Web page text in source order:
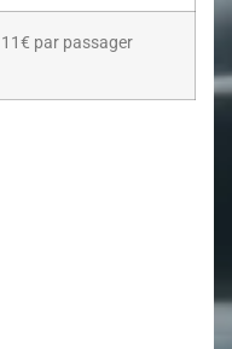
11€ par passager